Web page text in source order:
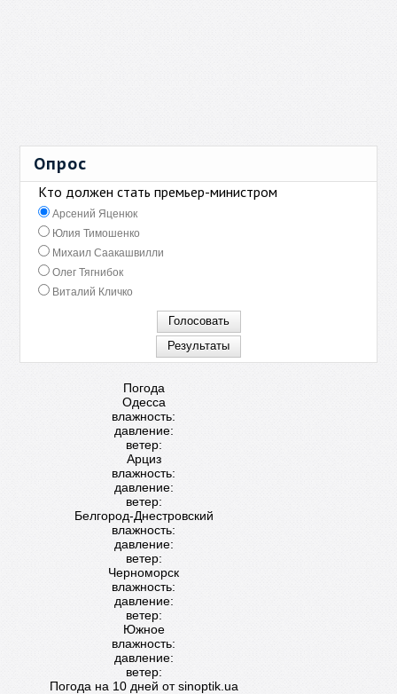
Опрос
Кто должен стать премьер-министром
Арсений Яценюк
Юлия Тимошенко
Михаил Саакашвилли
Олег Тягнибок
Виталий Кличко
Погода
Одесса
влажность:
давление:
ветер:
Арциз
влажность:
давление:
ветер:
Белгород-Днестровский
влажность:
давление:
ветер:
Черноморск
влажность:
давление:
ветер:
Южное
влажность:
давление:
ветер:
Погода на 10 дней отsinoptik.ua